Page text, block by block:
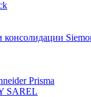
Prisma
SAREL